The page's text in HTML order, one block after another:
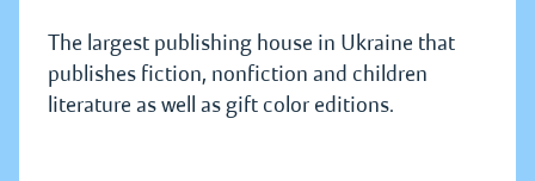
The largest publishing house in Ukraine that
publishes fiction, nonfiction and children
literature as well as gift color editions.